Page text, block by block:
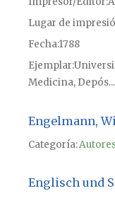
Lugar de
Fecha1788
Ejemplar
Medicina, Depós...
Engelmann,
Categoría:
Englisch und